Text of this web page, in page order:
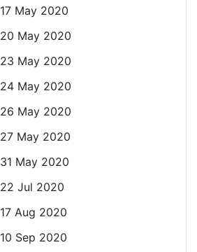
17 May 2020
20 May 2020
23 May 2020
24 May 2020
26 May 2020
27 May 2020
31 May 2020
22 Jul 2020
17 Aug 2020
10 Sep 2020